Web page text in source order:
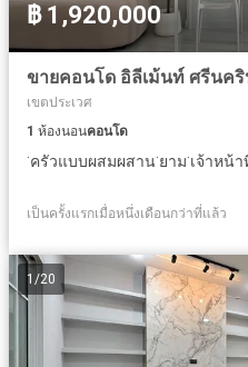
฿ 1,920,000
เขตประเวศ
1 ห้องนอนคอนโด
·ครัวแบบผสมผสาน·ยาม·เจ้าหน้
เป็นครั้งแรกเมื่อหนึ่งเดือนกว่าที่แล้ว
1 /20